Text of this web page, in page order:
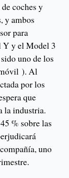
coches y
y ambos
para
Y y el Model 3
uno de los
). Al
por los
que
la industria.
% sobre las
uno